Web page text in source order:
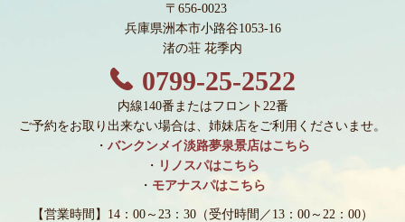
〒656-0023
兵庫県洲本市小路谷1053-16
渚の荘 花季内
0799-25-2522
内線140番またはフロント22番
ご予約をお取り出来ない場合は、姉妹店をご利用くださいませ。
・ バンクンメイ淡路夢泉景店はこちら
・ リノスパはこちら
・ モアナスパはこちら
【営業時間】14：00～23：30 （受付時間／13：00～22：00）